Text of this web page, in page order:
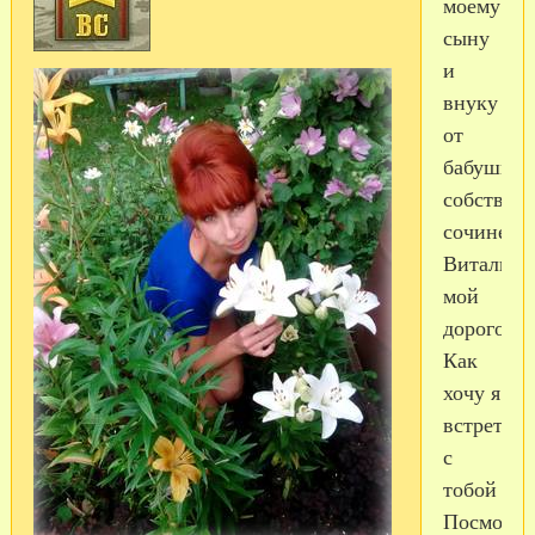
моему
сыну
и
внуку
от
бабушки
мой
дорогой
Как
хочу я
с
тобой